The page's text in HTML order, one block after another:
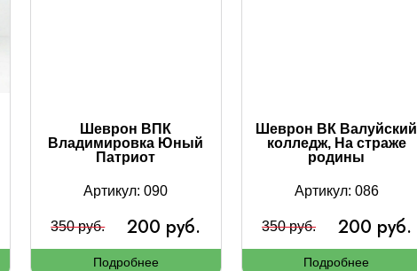
Шеврон ВПК
Владимировка Юный
Патриот
Артикул: 090
350 руб. 200 руб.
Подробнее
Шеврон ВК Валуйский
колледж, На страже
родины
Артикул: 086
350 руб. 200 руб.
Подробнее